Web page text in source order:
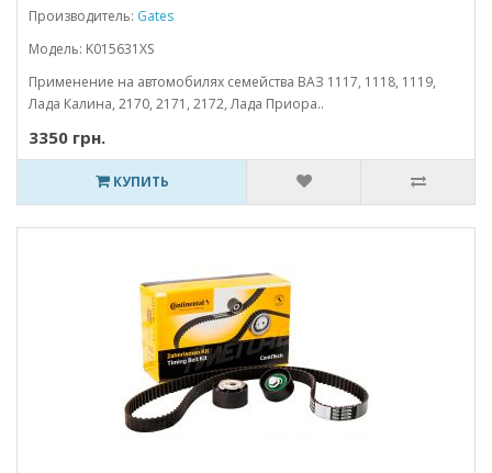
Производитель: Gates
Модель: K015631XS
Применение на автомобилях семейства ВАЗ 1117, 1118, 1119,
Лада Калина, 2170, 2171, 2172, Лада Приора..
3350 грн.
КУПИТЬ